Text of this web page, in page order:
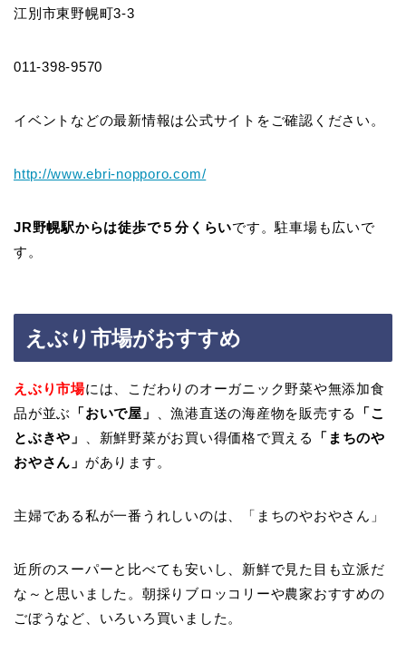
江別市東野幌町3-3
011-398-9570
イベントなどの最新情報は公式サイトをご確認ください。
http://www.ebri-nopporo.com/
JR野幌駅からは徒歩で５分くらいです。駐車場も広いで
す。
えぶり市場がおすすめ
えぶり市場には、こだわりのオーガニック野菜や無添加食
品が並ぶ
「おいで屋」 、漁港直送の海産物を販売する
「こ
とぶきや」
、新鮮野菜がお買い得価格で買える
「まちのや
おやさん」 があります。
主婦である私が一番うれしいのは、「まちのやおやさん」
近所のスーパーと比べても安いし、新鮮で見た目も立派だ
な～と思いました。朝採りブロッコリーや農家おすすめの
ごぼうなど、いろいろ買いました。